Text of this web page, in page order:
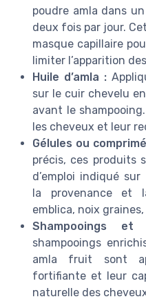
poudre amla dans
deux fois par jour.
masque capillaire
limiter l’apparition
Huile d’amla :
sur le cuir chevelu
avant le
les cheveux et leur
Gélules ou
précis, ces produits
d’emploi indiqué sur
la provenance et
emblica, noix
Shampooings
shampooings
amla fruit sont
fortifiante et leur
naturelle des